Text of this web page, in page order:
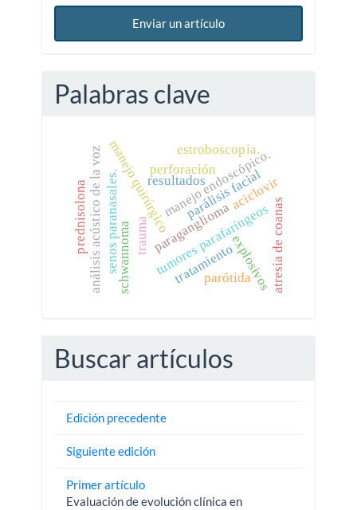
Enviar un artículo
Palabras clave
schwannoma paraganglioma
tumores parafaríngeosatresia de coanas
manejo quirúrgicomanejo endoscópico.
senos paranasales.
perforación
trauma explosivos
análisis acústico de la voz estroboscopia.
parálisis facial
tratamiento
prednisolona aciclovir
parótida
resultados
Buscar artículos
Edición precedente
Siguiente edición
Primer artículo
Evaluación de evolución clínica en